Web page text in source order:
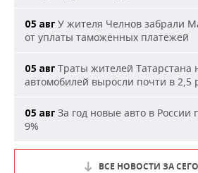
05 авг У жителя Челнов забрали
от уплаты таможенных платежей
05 авг Траты жителей Татарстана
автомобилей выросли почти в 2,5
05 авг За год новые авто в России
9%
ВСЕ НОВОСТИ ЗА